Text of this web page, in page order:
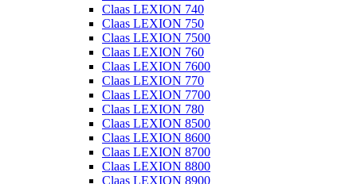
Claas LEXION 740
Claas LEXION 750
Claas LEXION 7500
Claas LEXION 760
Claas LEXION 7600
Claas LEXION 770
Claas LEXION 7700
Claas LEXION 780
Claas LEXION 8500
Claas LEXION 8600
Claas LEXION 8700
Claas LEXION 8800
Claas LEXION 8900